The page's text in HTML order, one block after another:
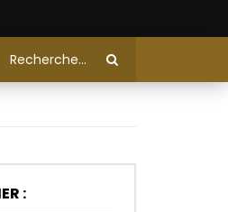
: